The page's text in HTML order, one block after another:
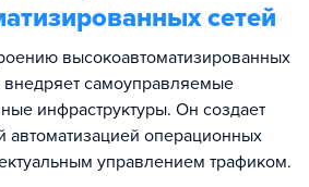
сетей
высокоавтоматизированных
внедряет самоуправляемые
инфраструктуры. Он создает
автоматизацией операционных
управлением трафиком.